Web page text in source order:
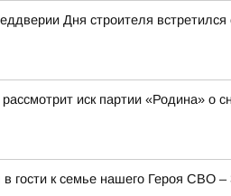
Дня строителя
иск партии «Родина» о
гости к семье нашего Героя СВО